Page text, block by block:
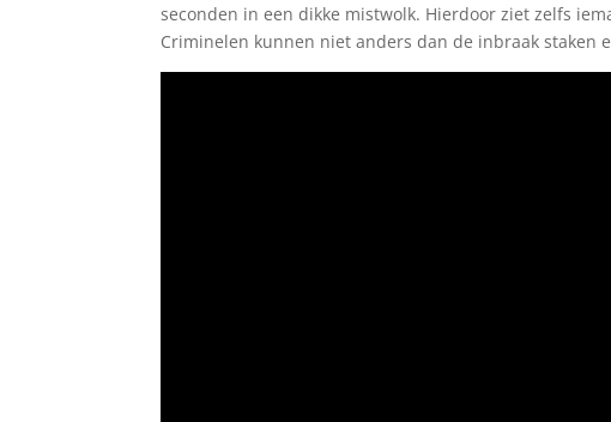
seconden in een dikke mistwolk. Hierdoor ziet zelfs
Criminelen kunnen niet anders dan de inbraak staken